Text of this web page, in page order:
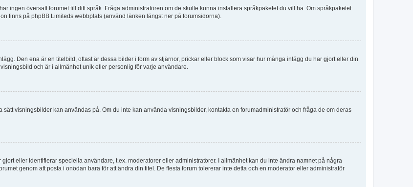
ingen översatt forumet till ditt språk. Fråga administratören om de skulle kunna installera språkpaketet du vill ha. Om språkpaketet
finns på phpBB Limiteds webbplats (använd länken längst ner på forumsidorna).
Den ena är en titelbild, oftast är dessa bilder i form av stjärnor, prickar eller block som visar hur många inlägg du har gjort eller din
och är i allmänhet unik eller personlig för varje användare.
visningsbilder kan användas på. Om du inte kan använda visningsbilder, kontakta en forumadministratör och fråga de om deras
eller identifierar speciella användare, t.ex. moderatorer eller administratörer. I allmänhet kan du inte ändra namnet på några
genom att posta i onödan bara för att ändra din titel. De flesta forum tolererar inte detta och en moderator eller administratör